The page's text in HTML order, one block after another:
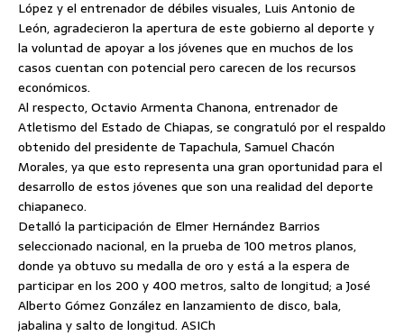
López y el entrenador de débiles visuales, Luis Antonio de
León, agradecieron la apertura de este gobierno al deporte y
la voluntad de apoyar a los jóvenes que en muchos de los
casos cuentan con potencial pero carecen de los recursos
económicos.
Al respecto, Octavio Armenta Chanona, entrenador de
Atletismo del Estado de Chiapas, se congratuló por el respaldo
obtenido del presidente de Tapachula, Samuel Chacón
Morales, ya que esto representa una gran oportunidad para el
desarrollo de estos jóvenes que son una realidad del deporte
chiapaneco.
Detalló la participación de Elmer Hernández Barrios
seleccionado nacional, en la prueba de 100 metros planos,
donde ya obtuvo su medalla de oro y está a la espera de
participar en los 200 y 400 metros, salto de longitud; a José
Alberto Gómez González en lanzamiento de disco, bala,
jabalina y salto de longitud. ASICh